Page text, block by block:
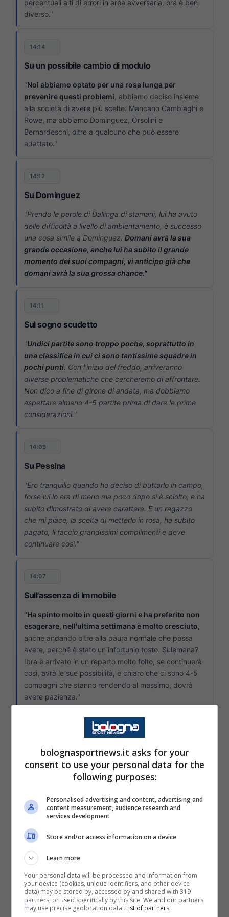
percentuali alti di errori in area avversaria, ora è ben
diverso."
14:14
Su un possibile cambio di modulo
"Noi abbiamo optato per una rosa lunga per
prevenire questi problemi , abbiamo deciso insieme
alla società di avere più scelte. Mancano Cambiaghi e
Rowe, ma abbiamo Dominguez, Orsolini e
Bernardeschi, oltre a qualcuno che può essere
adattato."
14:12
Su Dominguez
"Prendo le parole di Dallinga di stamani, lui ha avuto
delle difficoltà a livello di ambientamento, è successo
una cosa simile a Dominguez. Domani avrà la sua
grande occasione, anche lui ha subito il grande
momento dei suoi compagni, vi anticipo già che
domani avrà la sua grossa chance."
14:11
Sul sogno scudetto
"Undici partite sono troppo poche, soprattutto in
una classifica in cui ci sono tantissime squadre in
pochi punti. Con l'inizio del freddo, arriveranno
diverse problematiche che cercheremo di affrontare.
Non dico a fine di girone di andata, ma dobbiamo
aspettare almeno 4-5 partite prima di dare le prime
considerazioni."
14:09
Su Pessina
"Ero tranquillo quando ho deciso di buttarlo in campo,
forse lui lo era di meno ma poco dopo si è sciolto, e ha
subito dimostrato di avere carattere. È un ragazzo
che mi piace, la scelta di metterlo in rosa, ha subito
pagato, li faccio grandissimi complimenti e deve
continuare così."
14:07
Sull'assenza di Immobile
"Ha spinto molto in questi giorni e ha preferito non
esagerare, nell'ultima settimana è molto cresciuto,
anche andando oltre alla paura normale che possa
avere, perché è stato un infortunio tosto. Sulemana?
Ibra è arrivato in un reparto molto folto, se continuerà
così, avrà le sue possibilità, è chiaro che ci sono 4-5
compagni che stanno rendendo al massimo, dovrà
avere pazienza."
Sul grande momento
Italiano sull'ottimo posizione: "È ancora lunga, ma
dobbiamo cavalcare il grande entusiasmo in città.
di emergenza come questo, veniamo aiutati dalla
grande disponibilità dei ragazzi e anche dei cinque
obbligati come con il Brann. Dobbiamo continuare a
essere questo tipo di gruppo e ad aiutare sempre il
nostro compagno."
14:02
Sul rientro dopo i problemi fisici
bolognasportnews.it asks for your
consent to use your personal data for the
following purposes:
Personalised advertising and content, advertising and
content measurement, audience research and
services development
Store and/or access information on a device
Learn more
Your personal data will be processed and information from
your device (cookies, unique identifiers, and other device
data) may be stored by, accessed by and shared with 319
partners, or used specifically by this site. We and our partners
may use precise geolocation data. List of partners.